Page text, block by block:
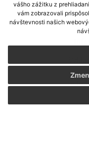
vášho zážitku z
vám zobrazovali
návštevnosti našich